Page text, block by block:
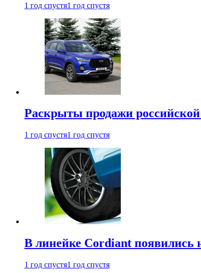
1 год спустя1 год спустя
Раскрыты продажи
1 год спустя1 год спустя
В линейке Cordiant появились
1 год спустя1 год спустя